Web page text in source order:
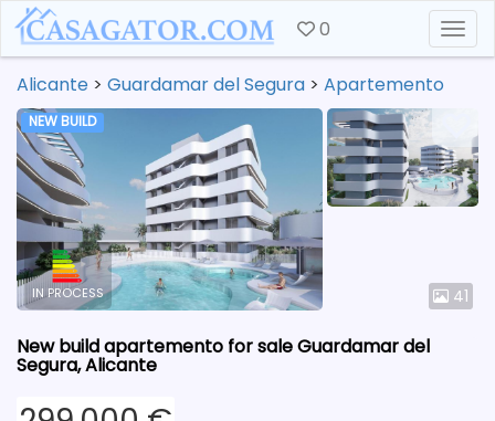
0
Alicante > Guardamar del Segura > Apartemento
41
NEW BUILD
IN PROCESS
New build apartemento for sale Guardamar del
Segura, Alicante